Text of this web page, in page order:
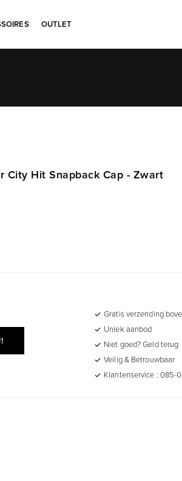
OUTLET
City Hit Snapback Cap - Zwart
Gratis verzending
Uniek aanbod
Niet goed? Geld terug
Veilig & Betrouwbaar
Klantenservice : 085-